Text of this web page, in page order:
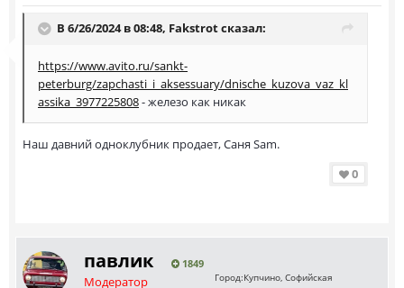
В 6/26/2024 в 08:48, Fakstrotсказал:
https://www.avito.ru/sankt-
peterburg/zapchasti_i_aksessuary/dnische_kuzova_vaz_kl
assika_3977225808- железо как никак
Наш давний одноклубник продает, Саня Sam.
0
павлик 1849
Модератор
Город:Купчино, Софийская